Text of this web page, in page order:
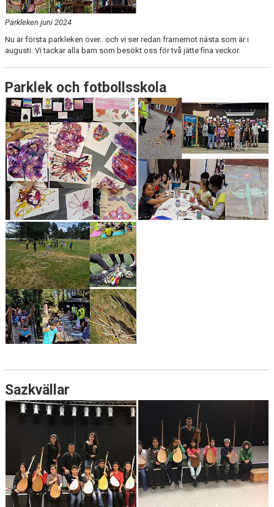
Parkleken juni 2024
Nu är första parkleken över.. och vi ser redan framemot nästa som är i
augusti. Vi tackar alla barn som besökt oss för två jätte fina veckor.
Parklek och fotbollsskola
Sazkvällar